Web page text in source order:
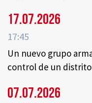
17.07.2026
17:45
Un nuevo grupo
control de un
07.07.2026